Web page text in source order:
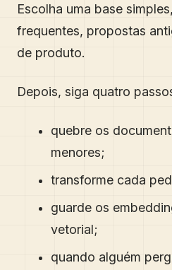
Escolha uma base
frequentes, propostas
de produto.
Depois, siga quatro
quebre os
menores;
transforme cada
guarde os
vetorial;
quando alguém